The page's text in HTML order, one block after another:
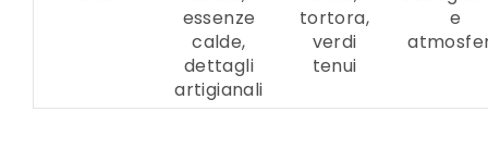
essenze
calde,
dettagli
artigianali
tortora,
verdi
tenui
e